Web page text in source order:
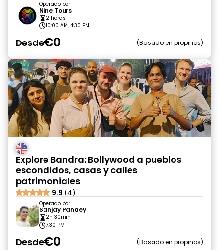
Operado por
Nine Tours
2 horas
10:00 AM, 4:30 PM
Desde€0 Basado en propinas
Explore Bandra: Bollywood a pueblos
escondidos, casas y calles
patrimoniales
9.9 (4)
Operado por
Sanjay Pandey
2h 30min
7:30 PM
Desde€0 Basado en propinas